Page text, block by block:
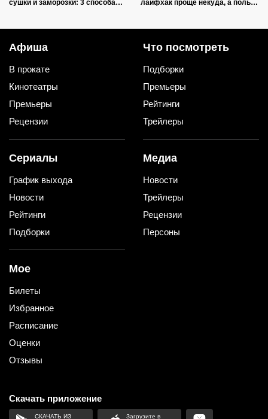
сушки и заморозки: 3 способа
лайфхак проще некуда, а пользы
Афиша
В прокате
Кинотеатры
Премьеры
Рецензии
Что посмотреть
Подборки
Премьеры
Рейтинги
Трейлеры
Сериалы
График выхода
Новости
Рейтинги
Подборки
Медиа
Новости
Трейлеры
Рецензии
Персоны
Мое
Билеты
Избранное
Расписание
Оценки
Отзывы
Скачать приложение